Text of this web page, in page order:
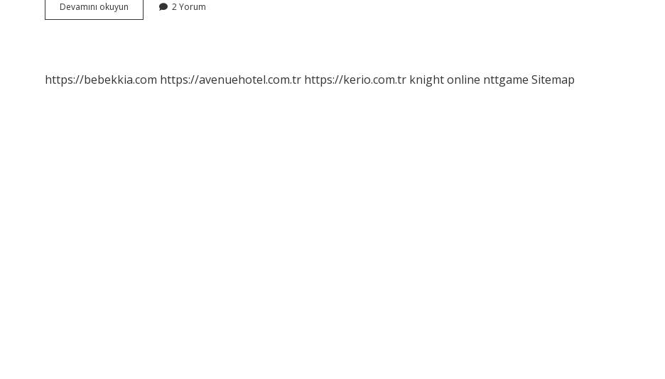
Devamını okuyun
Çanı
2 Yorum
https://bebekkia.com https://avenuehotel.com.tr https://kerio.com.tr knight online nttgame Sitemap